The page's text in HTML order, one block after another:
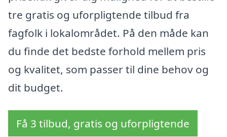
tre gratis og uforpligtende tilbud fra
fagfolk i lokalområdet. På den måde kan
du finde det bedste forhold mellem pris
og kvalitet, som passer til dine behov og
dit budget.
Få 3 tilbud, gratis og uforpligtende